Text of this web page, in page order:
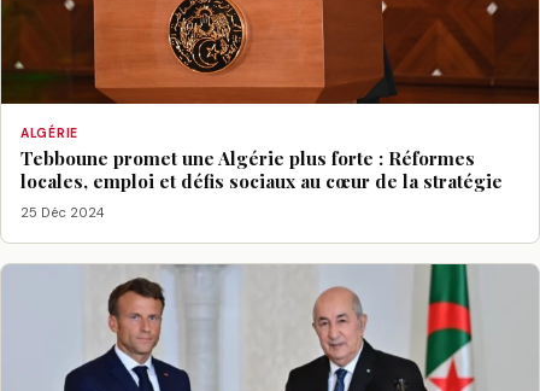
ALGÉRIE
Tebboune promet une Algérie plus forte : Réformes
locales, emploi et défis sociaux au cœur de la stratégie
25 Déc 2024